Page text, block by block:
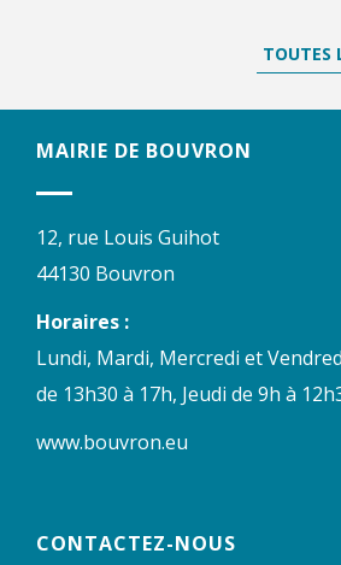
TOUTES
MAIRIE DE BOUVRON
12, rue Louis Guihot
44130 Bouvron
Horaires :
Lundi, Mardi, Mercredi et
de 13h30 à 17h, Jeudi de 9h à
www.bouvron.eu
CONTACTEZ-NOUS